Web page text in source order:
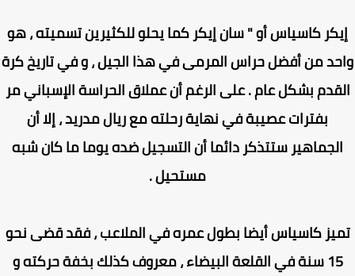
كاسياس أو " سان إيكر كما يحلو للكثيرين تسميته ، هو
من أفضل حراس المرمى في هذا الجيل ، و في تاريخ كرة
بشكل عام . على الرغم أن عملاق الحراسة الإسباني مر
بفترات عصيبة في نهاية رحلته مع ريال مدريد ، إلا أن
ستتذكر دائما أن التسجيل ضده يوما ما كان شبه
مستحيل .
كاسياس أيضا بطول عمره في الملاعب ، فقد قضى نحو
15 سنة في القلعة البيضاء ، معروف كذلك بخفة حركته و